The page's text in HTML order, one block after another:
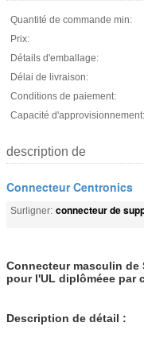
Quantité de commande min:
Prix:
Détails d'emballage:
Délai de livraison:
Conditions de paiement:
Capacité d'approvisionnement:
description de
Connecteur Centronics
Surligner: connecteur de
Connecteur masculin de
pour l'UL diplôméee par
Description de détail :